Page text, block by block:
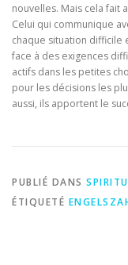
nouvelles. Mais cela fait
Celui qui communique
chaque situation
face à des exigences
actifs dans les petites
pour les décisions les
aussi, ils apportent le
PUBLIÉ DANS
ÉTIQUETÉ